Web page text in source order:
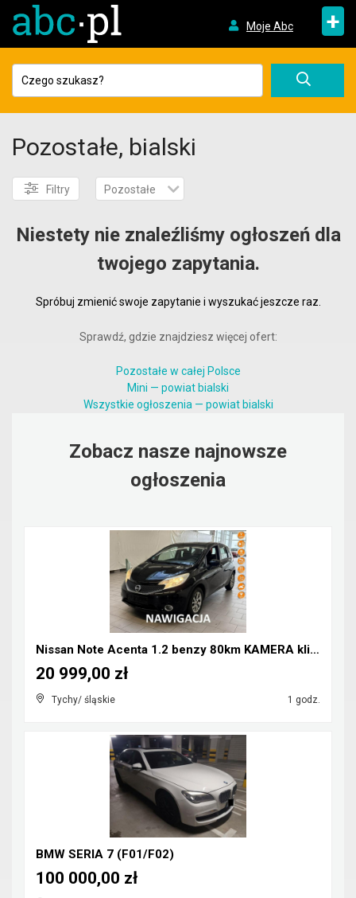
Moje Abc +
Pozostałe, bialski
Filtry Pozostałe
Niestety nie znaleźliśmy ogłoszeń dla
twojego zapytania.
Spróbuj zmienić swoje zapytanie i wyszukać jeszcze raz.
Sprawdź, gdzie znajdziesz więcej ofert:
Pozostałe w całej Polsce
Mini — powiat bialski
Wszystkie ogłoszenia — powiat bialski
Zobacz nasze najnowsze
ogłoszenia
Nissan Note Acenta 1.2 benzy 80km KAMERA klima NAV...
Tychy/ śląskie 1 godz.
20 999,00 zł
BMW SERIA 7 (F01/F02)
100 000,00 zł